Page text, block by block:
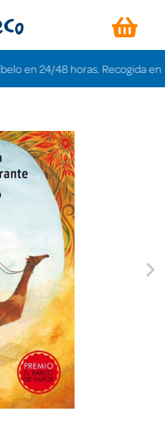
24/48 horas. Recogida en